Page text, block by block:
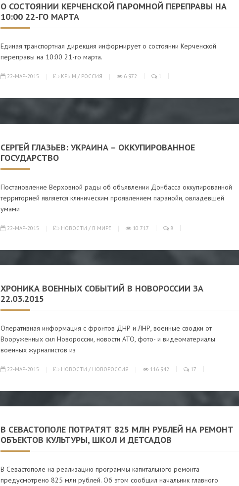
О СОСТОЯНИИ КЕРЧЕНСКОЙ ПАРОМНОЙ ПЕРЕПРАВЫ НА
10:00 22-ГО МАРТА
Единая транспортная дирекция информирует о состоянии Керченской
переправы на 10:00 21-го марта.
22-МАР-2015 КРЫМ / РОССИЯ 6 972 1
СЕРГЕЙ ГЛАЗЬЕВ: УКРАИНА – ОККУПИРОВАННОЕ
ГОСУДАРСТВО
Постановление Верховной рады об объявлении Донбасса оккупированной
территорией является клиническим проявлением паранойи, овладевшей
умами
22-МАР-2015 НОВОСТИ / В МИРЕ 10 717 8
ХРОНИКА ВОЕННЫХ СОБЫТИЙ В НОВОРОССИИ ЗА
22.03.2015
Оперативная информация с фронтов ДНР и ЛНР, военные сводки от
Вооруженных сил Новороссии, новости АТО, фото- и видеоматериалы
военных журналистов из
22-МАР-2015 НОВОСТИ / НОВОРОССИЯ 116 942 17
В СЕВАСТОПОЛЕ ПОТРАТЯТ 825 МЛН РУБЛЕЙ НА РЕМОНТ
ОБЪЕКТОВ КУЛЬТУРЫ, ШКОЛ И ДЕТСАДОВ
В Севастополе на реализацию программы капитального ремонта
предусмотрено 825 млн рублей. Об этом сообщил начальник главного